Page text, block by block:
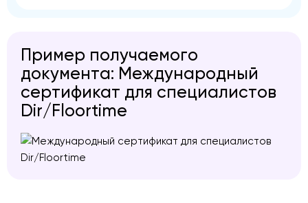
Пример получаемого
документа: Международный
сертификат для специалистов
Dir/Floortime